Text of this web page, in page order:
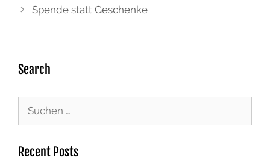
Spende statt Geschenke
Search
Recent Posts